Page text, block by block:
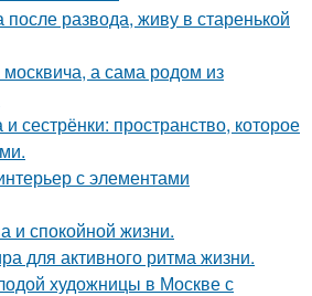
развода, живу в старенькой
а сама родом из
сестрёнки: пространство, которое
с элементами
и спокойной жизни.
для активного ритма жизни.
художницы в Москве с